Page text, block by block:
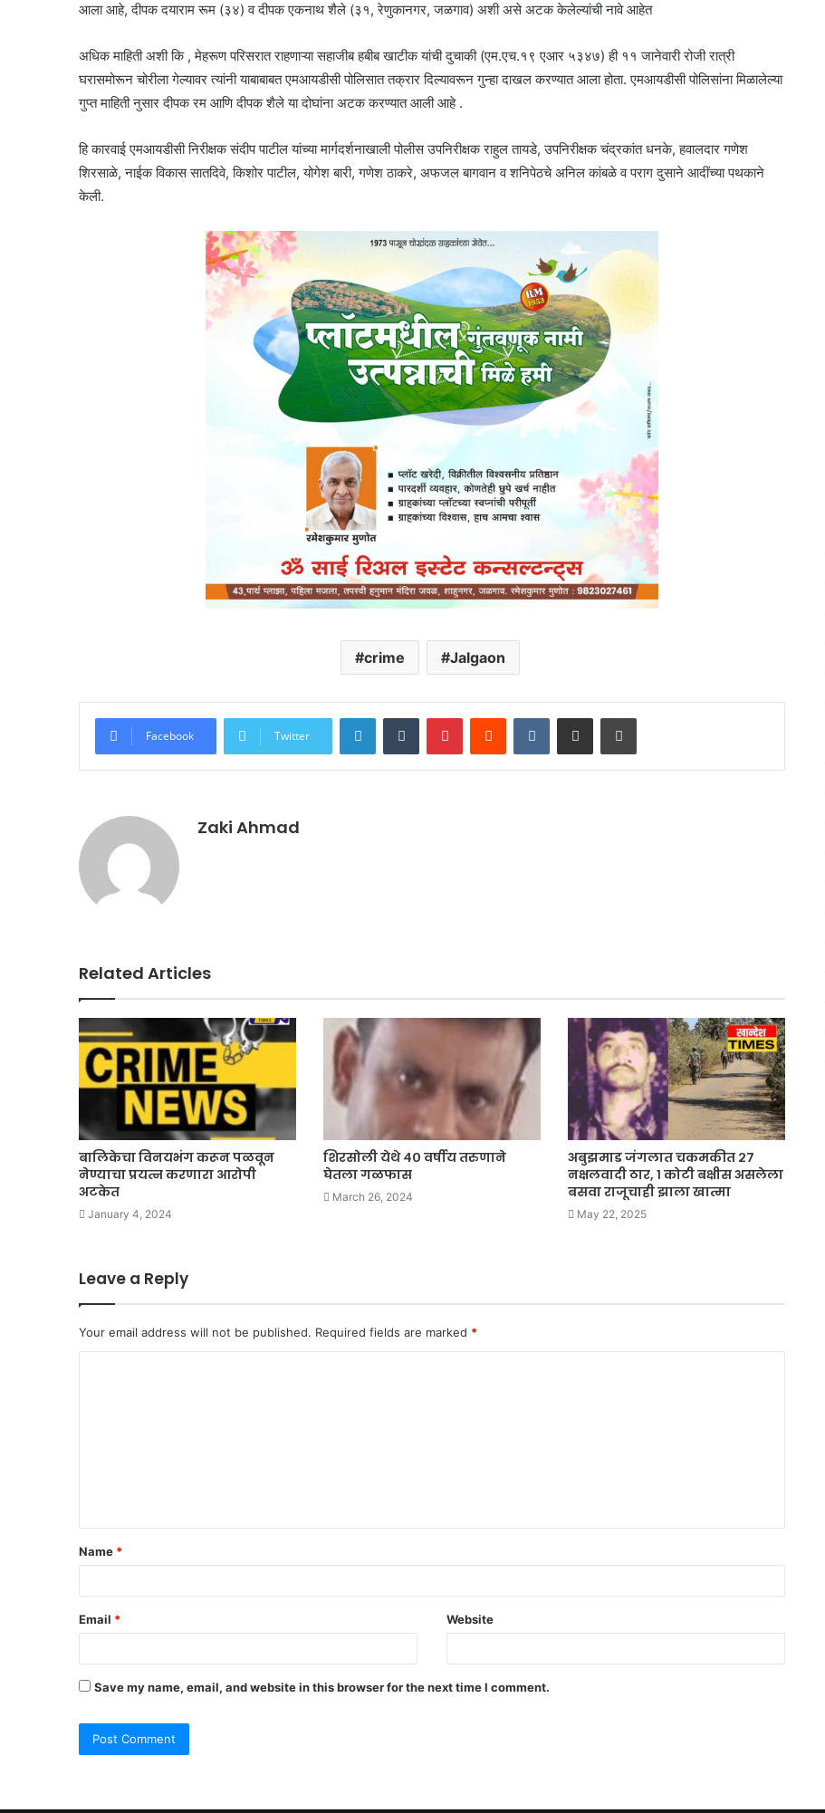
आला आहे, दीपक दयाराम रूम (३४) व दीपक एकनाथ शैले (३१, रेणुकानगर, जळगाव) अशी असे अटक केलेल्यांची नावे आहेत
अधिक माहिती अशी कि , मेहरूण परिसरात राहणाऱ्या सहाजीब हबीब खाटीक यांची दुचाकी (एम.एच.१९ एआर ५३४७) ही ११ जानेवारी रोजी रात्री
घरासमोरून चोरीला गेल्यावर त्यांनी याबाबाबत एमआयडीसी पोलिसात तक्रार दिल्यावरून गुन्हा दाखल करण्यात आला होता. एमआयडीसी पोलिसांना मिळालेल्या
गुप्त माहिती नुसार दीपक रम आणि दीपक शैले या दोघांना अटक करण्यात आली आहे .
हि कारवाई एमआयडीसी निरीक्षक संदीप पाटील यांच्या मार्गदर्शनाखाली पोलीस उपनिरीक्षक राहुल तायडे, उपनिरीक्षक चंद्रकांत धनके, हवालदार गणेश
शिरसाळे, नाईक विकास सातदिवे, किशोर पाटील, योगेश बारी, गणेश ठाकरे, अफजल बागवान व शनिपेठचे अनिल कांबळे व पराग दुसाने आदींच्या पथकाने
केली.
crime Jalgaon
Facebook Twitter
LinkedInTumblr PinterestReddit VKontakteShare via Email Print
Zaki Ahmad
Related Articles
बालिकेचा विनयभंग करून पळवून
नेण्याचा प्रयत्न करणारा आरोपी
अटकेत
January 4, 2024
शिरसोली येथे ४० वर्षीय तरुणाने
घेतला गळफास
March 26, 2024
अबुझमाड जंगलात चकमकीत २७
नक्षलवादी ठार, १ कोटी बक्षीस असलेला
बसवा राजूचाही झाला खात्मा
May 22, 2025
Leave a Reply
Your email address will not be published. Required fields are marked *
t
*
Name *
Email * Website
Save my name, email, and website in this browser for the next time I comment.